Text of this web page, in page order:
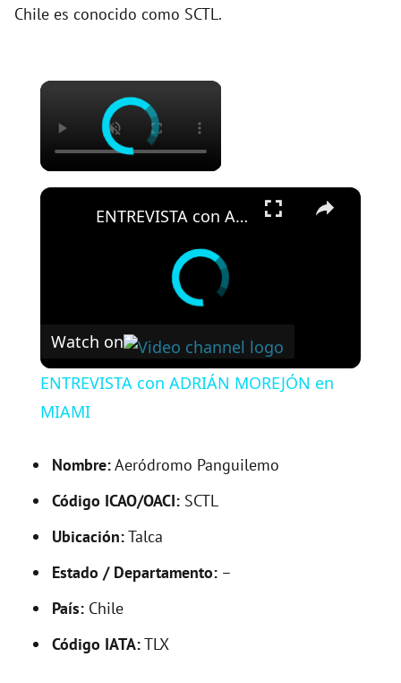
Chile es conocido como SCTL.
×
×
ENTREVISTA con ADRIÁN MOREJÓN en MIAMI
Watch on
ENTREVISTA con ADRIÁN MOREJÓN en
MIAMI
Nombre:Aeródromo Panguilemo
Código ICAO/OACI: SCTL
Ubicación:Talca
Estado / Departamento: –
País: Chile
Código IATA:TLX